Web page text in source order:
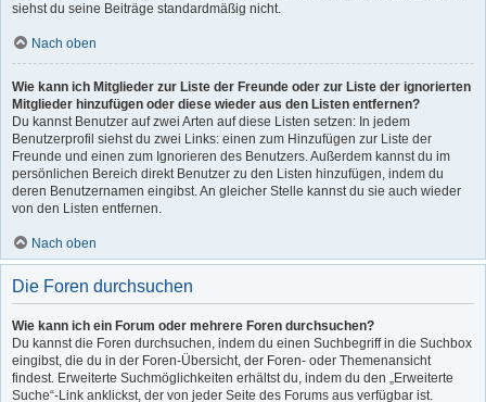
siehst du seine Beiträge standardmäßig nicht.
Nach oben
Wie kann ich Mitglieder zur Liste der Freunde oder zur Liste der ignorierten
Mitglieder hinzufügen oder diese wieder aus den Listen entfernen?
Du kannst Benutzer auf zwei Arten auf diese Listen setzen: In jedem
Benutzerprofil siehst du zwei Links: einen zum Hinzufügen zur Liste der
Freunde und einen zum Ignorieren des Benutzers. Außerdem kannst du im
persönlichen Bereich direkt Benutzer zu den Listen hinzufügen, indem du
deren Benutzernamen eingibst. An gleicher Stelle kannst du sie auch wieder
von den Listen entfernen.
Nach oben
Die Foren durchsuchen
Wie kann ich ein Forum oder mehrere Foren durchsuchen?
Du kannst die Foren durchsuchen, indem du einen Suchbegriff in die Suchbox
eingibst, die du in der Foren-Übersicht, der Foren- oder Themenansicht
findest. Erweiterte Suchmöglichkeiten erhältst du, indem du den „Erweiterte
Suche“-Link anklickst, der von jeder Seite des Forums aus verfügbar ist.